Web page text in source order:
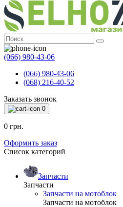
(066) 980-43-06
(066) 980-43-06
(068) 216-40-52
Заказать звонок
0
0 грн.
Оформить заказ
Список категорий
Запчасти
Запчасти
Запчасти на мотоблок
Запчасти на мотоблок